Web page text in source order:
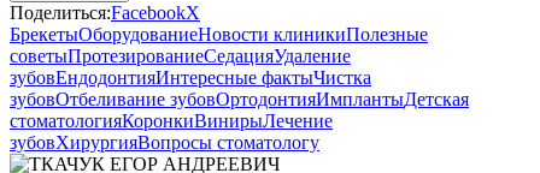
Поделиться:FacebookX
БрекетыОборудованиеНовости клиникиПолезные
советыПротезированиеСедацияУдаление
зубовЕндодонтияИнтересные фактыЧистка
зубовОтбеливание зубовОртодонтияИмплантыДетская
стоматологияКоронкиВинирыЛечение
зубовХирургияВопросы стоматологу